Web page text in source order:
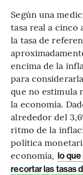
Según una
tasa real a
la tasa de
encima de la
para
que no estimula
la economía.
alrededor del
ritmo de la
política
economía, lo que
recortar las tasas